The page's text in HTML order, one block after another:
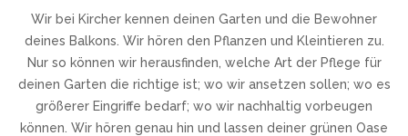
Wir bei Kircher kennen deinen Garten und die Bewohner
deines Balkons. Wir hören den Pflanzen und Kleintieren zu.
Nur so können wir herausfinden, welche Art der Pflege für
deinen Garten die richtige ist; wo wir ansetzen sollen; wo es
größerer Eingriffe bedarf; wo wir nachhaltig vorbeugen
können. Wir hören genau hin und lassen deiner grünen Oase